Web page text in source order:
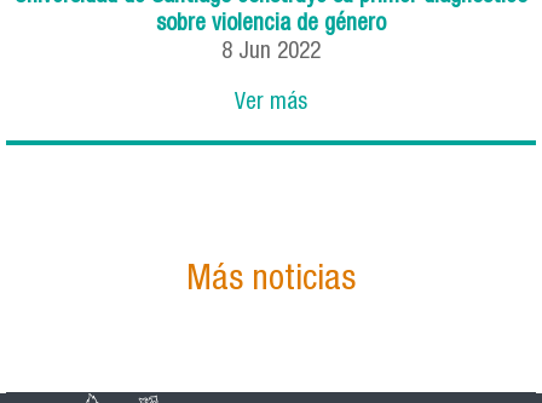
sobre violencia de género
8 Jun 2022
Ver más
Más noticias